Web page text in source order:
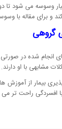
وسوسه می شود تا
و برای مقاله با
گروهی
شده در صورتی
مشابهی با او دارند.
بیمار از آموزش
راحت تر می